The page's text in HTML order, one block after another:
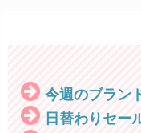
今週のブラン
日替わりセー